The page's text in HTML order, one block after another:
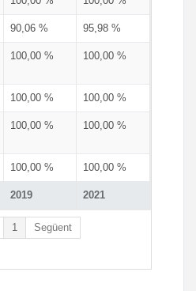
2019 2021
90,06 % 95,98 %
100,00 % 100,00 %
100,00 % 100,00 %
100,00 % 100,00 %
100,00 % 100,00 %
1 Següent